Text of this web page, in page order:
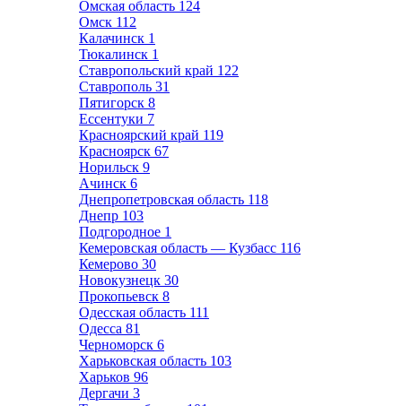
Омская область 124
Омск 112
Калачинск 1
Тюкалинск 1
Ставропольский край 122
Ставрополь 31
Пятигорск 8
Ессентуки 7
Красноярский край 119
Красноярск 67
Норильск 9
Ачинск 6
Днепропетровская область 118
Днепр 103
Подгородное 1
Кемеровская область — Кузбасс 116
Кемерово 30
Новокузнецк 30
Прокопьевск 8
Одесская область 111
Одесса 81
Черноморск 6
Харьковская область 103
Харьков 96
Дергачи 3